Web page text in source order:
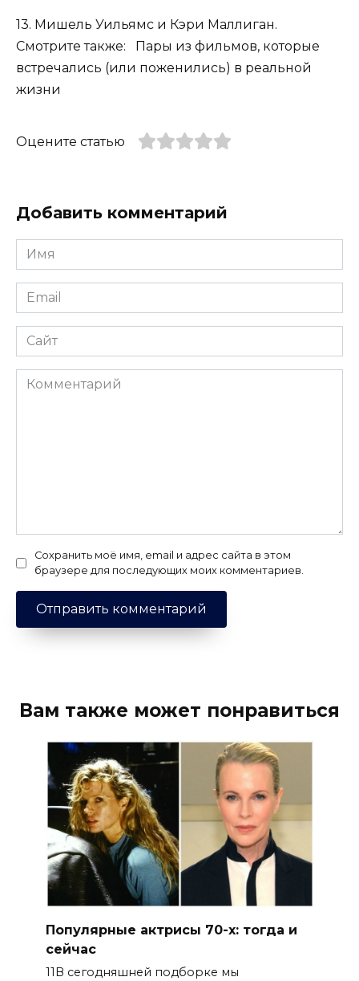
13. Мишель Уильямс и Кэри Маллиган.
Смотрите также: Пары из фильмов, которые
встречались (или поженились) в реальной
жизни
Оцените статью
Добавить комментарий
Имя
*
Email
*
Сайт
Комментарий
Сохранить моё имя, email и адрес сайта в этом
браузере для последующих моих комментариев.
Вам также может понравиться
Популярные актрисы 70-х: тогда и
сейчас
11В сегодняшней подборке мы